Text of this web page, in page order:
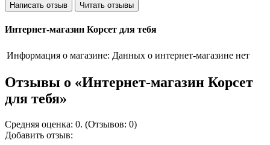
Написать отзыв Читать отзывы
Интернет-магазин Корсет для тебя
Информация о магазине: Данных о интернет-магазине нет
Отзывы о «Интернет-магазин Корсет
для тебя»
Средняя оценка: 0. (Отзывов: 0)
Добавить отзыв: